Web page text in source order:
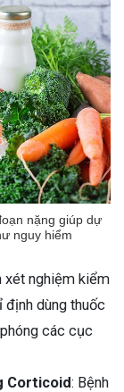
nặng giúp dự
nguy hiểm
xét nghiệm kiểm
định dùng thuốc
các cục
Corticoid: Bệnh